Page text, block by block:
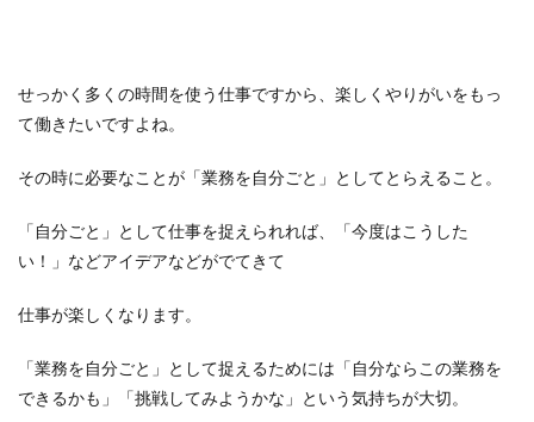
せっかく多くの時間を使う仕事ですから、楽しくやりがいをもっ
て働きたいですよね。
その時に必要なことが「業務を自分ごと」としてとらえること。
「自分ごと」として仕事を捉えられれば、「今度はこうした
い！」などアイデアなどがでてきて
仕事が楽しくなります。
「業務を自分ごと」として捉えるためには「自分ならこの業務を
できるかも」「挑戦してみようかな」という気持ちが大切。